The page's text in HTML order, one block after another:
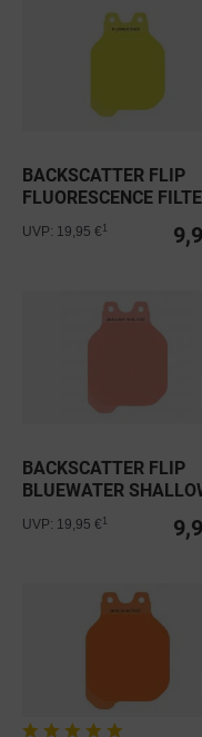
BACKSCATTER FLIP
FLUORESCENCE
UVP: 19,95 €
BACKSCATTER FLIP
BLUEWATER
FILTER 10-25FT
UVP: 19,95 €